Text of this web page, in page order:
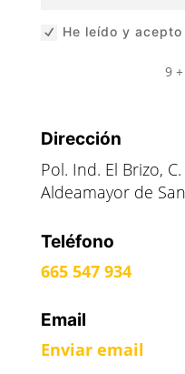
He leído y acepto
9
Dirección
Pol. Ind. El Brizo,
Aldeamayor de
Teléfono
665 547 934
Email
Enviar email